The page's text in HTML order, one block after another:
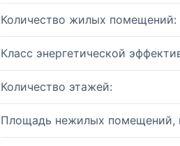
Количество жилых помещений:
Класс энергетической
Количество этажей:
Площадь нежилых помещений,